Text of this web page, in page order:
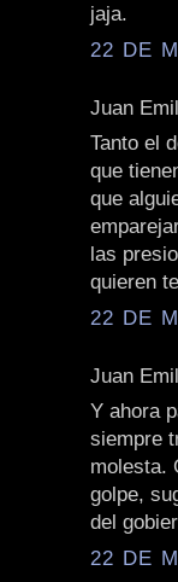
jaja.
22 DE
Juan
Tanto el
que
que
las
quieren
22 DE
Juan
Y ahora
siempre
molesta.
golpe,
del
22 DE